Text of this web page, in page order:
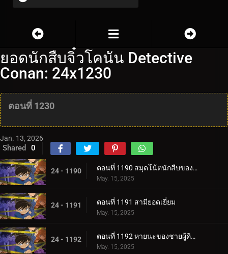
ยอดนักสืบจิ๋วโคนัน Detective
Conan: 24x1230
ตอนที่ 1230
Jan. 13, 2026
Shared 0
24 - 1190 ตอนที่ 1190 สมุดโน้ตนักสืบของสึบุรายะ มิตสึฮิโกะ 3
May. 15, 2025
24 - 1191 ตอนที่ 1191 สามียอดเยี่ยม
May. 15, 2025
24 - 1192 ตอนที่ 1192 หายนะของชายผู้คิดบวก
May. 15, 2025